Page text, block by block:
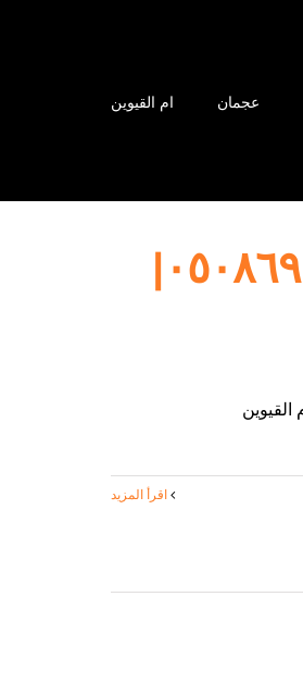
عجمان ام القيوين
تركيب عشب صناعي ام القيوين |٠٥٠٨٦٩٠٥٦٧|